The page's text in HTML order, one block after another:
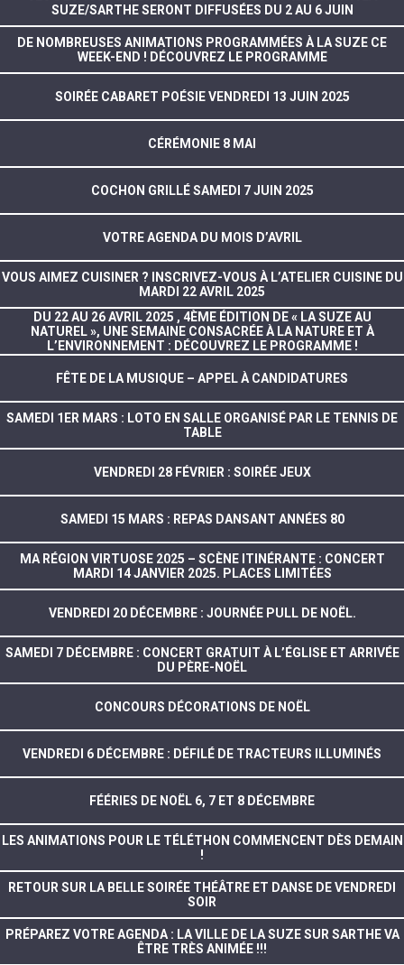
SUZE/SARTHE SERONT DIFFUSÉES DU 2 AU 6 JUIN
DE NOMBREUSES ANIMATIONS PROGRAMMÉES À LA SUZE CE
WEEK-END ! DÉCOUVREZ LE PROGRAMME
SOIRÉE CABARET POÉSIE VENDREDI 13 JUIN 2025
CÉRÉMONIE 8 MAI
COCHON GRILLÉ SAMEDI 7 JUIN 2025
VOTRE AGENDA DU MOIS D’AVRIL
VOUS AIMEZ CUISINER ? INSCRIVEZ-VOUS À L’ATELIER CUISINE DU
MARDI 22 AVRIL 2025
DU 22 AU 26 AVRIL 2025 , 4ÈME ÉDITION DE « LA SUZE AU
NATUREL », UNE SEMAINE CONSACRÉE À LA NATURE ET À
L’ENVIRONNEMENT : DÉCOUVREZ LE PROGRAMME !
FÊTE DE LA MUSIQUE – APPEL À CANDIDATURES
SAMEDI 1ER MARS : LOTO EN SALLE ORGANISÉ PAR LE TENNIS DE
TABLE
VENDREDI 28 FÉVRIER : SOIRÉE JEUX
SAMEDI 15 MARS : REPAS DANSANT ANNÉES 80
MA RÉGION VIRTUOSE 2025 – SCÈNE ITINÉRANTE : CONCERT
MARDI 14 JANVIER 2025. PLACES LIMITÉES
VENDREDI 20 DÉCEMBRE : JOURNÉE PULL DE NOËL.
SAMEDI 7 DÉCEMBRE : CONCERT GRATUIT À L’ÉGLISE ET ARRIVÉE
DU PÈRE-NOËL
CONCOURS DÉCORATIONS DE NOËL
VENDREDI 6 DÉCEMBRE : DÉFILÉ DE TRACTEURS ILLUMINÉS
FÉÉRIES DE NOËL 6, 7 ET 8 DÉCEMBRE
LES ANIMATIONS POUR LE TÉLÉTHON COMMENCENT DÈS DEMAIN
!
RETOUR SUR LA BELLE SOIRÉE THÉÂTRE ET DANSE DE VENDREDI
SOIR
PRÉPAREZ VOTRE AGENDA : LA VILLE DE LA SUZE SUR SARTHE VA
ÊTRE TRÈS ANIMÉE !!!